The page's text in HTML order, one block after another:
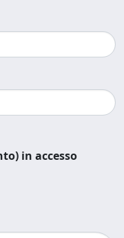
in accesso